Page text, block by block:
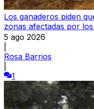
Los ganaderos piden
zonas afectadas por
5 ago 2026
Rosa Barrios
1